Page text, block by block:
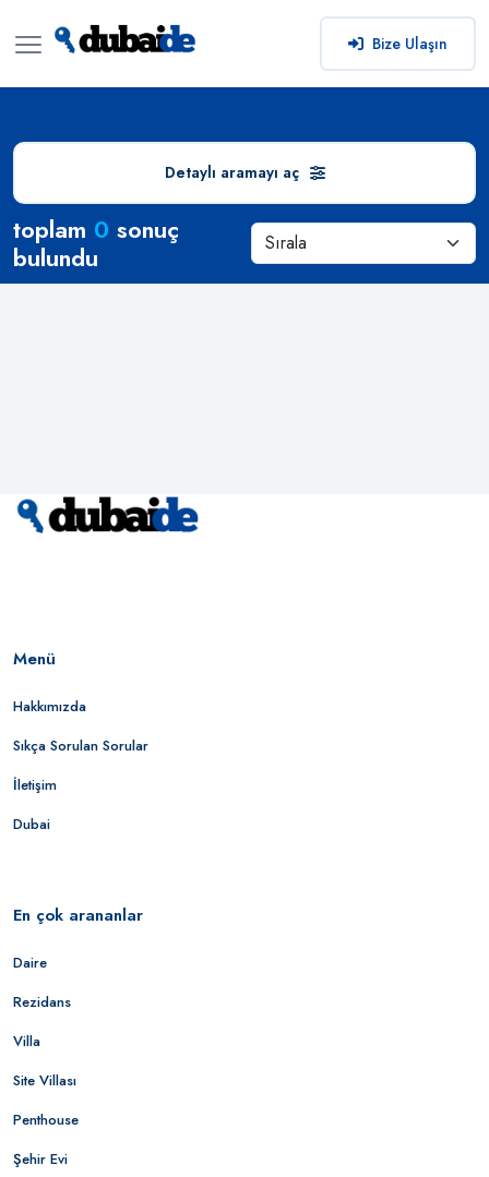
Bize Ulaşın
Arama SonuçlarıDetaylı aramayı aç
toplam 0 sonuç
bulundu
Menü
Hakkımızda
Sıkça Sorulan Sorular
İletişim
Dubai
En çok arananlar
Daire
Rezidans
Villa
Site Villası
Penthouse
Şehir Evi